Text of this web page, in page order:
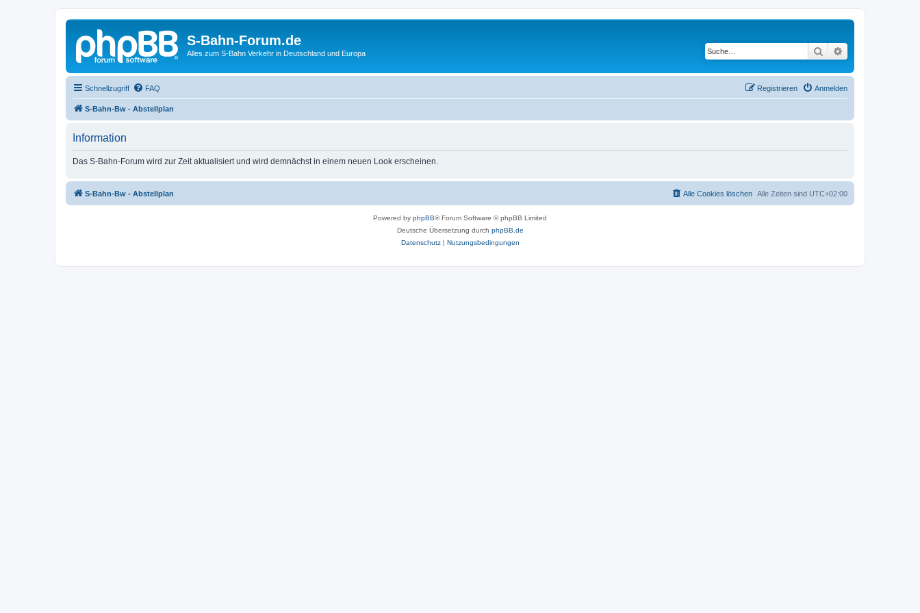
S-Bahn-Forum.de
Alles zum S-Bahn Verkehr in Deutschland und Europa Suche
Schnellzugriff FAQ Anmelden
Registrieren
S-Bahn-Bw - Abstellplan
Information
Das S-Bahn-Forum wird zur Zeit aktualisiert und wird demnächst in einem neuen Look erscheinen.
S-Bahn-Bw - Abstellplan Alle Zeiten sind UTC+02:00
Alle Cookies löschen
Powered by phpBB® Forum Software © phpBB Limited
Deutsche Übersetzung durch phpBB.de
Datenschutz| Nutzungsbedingungen